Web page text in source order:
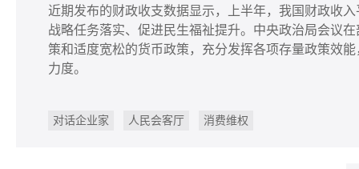
近期发布的财政收支数据显示，上半年，我国财政收
战略任务落实、促进民生福祉提升。中央政治局会议
策和适度宽松的货币政策，充分发挥各项存量政策效
力度。
对话企业家 人民会客厅 消费维权